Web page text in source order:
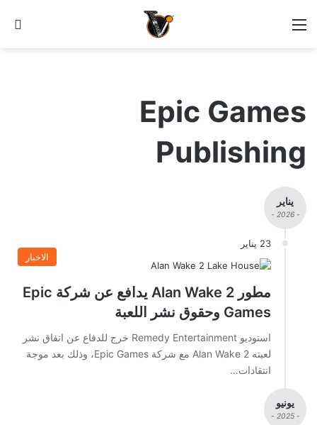
القائمة
Epic Games
Publishing
يناير
- 2026 -
23 يناير
الاخبار
مطور Alan Wake 2 يدافع عن شركة Epic
Games وحقوق نشر اللعبة
استوديو Remedy Entertainment خرج للدفاع عن اتفاق نشر
لعبته Alan Wake 2 مع شركة Epic Games، وذلك بعد موجة
انتقادات…
يونيو
- 2025 -